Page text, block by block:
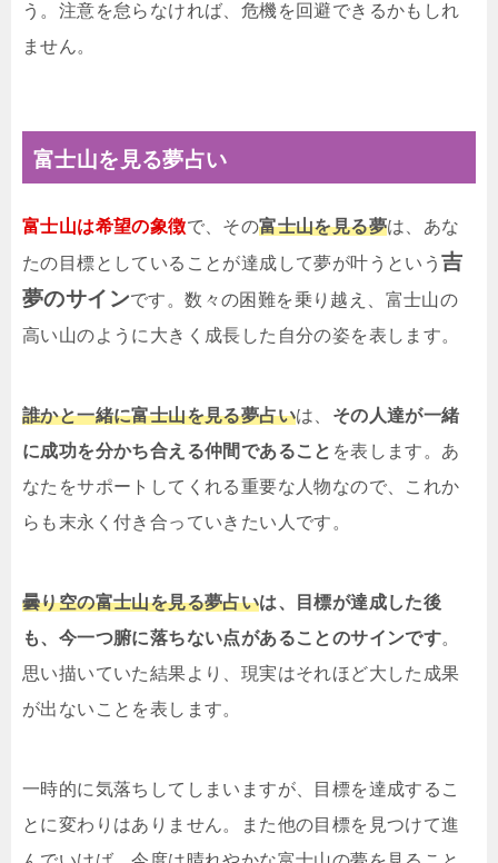
う。注意を怠らなければ、危機を回避できるかもしれ
ません。
富士山を見る夢占い
富士山は希望の象徴で、その富士山を見る夢は、あな
たの目標としていることが達成して夢が叶うという吉
夢のサインです。数々の困難を乗り越え、富士山の
高い山のように大きく成長した自分の姿を表します。
誰かと一緒に富士山を見る夢占いは、 その人達が一緒
に成功を分かち合える仲間であること を表します。あ
なたをサポートしてくれる重要な人物なので、これか
らも末永く付き合っていきたい人です。
曇り空の富士山を見る夢占いは、目標が達成した後
も、今一つ腑に落ちない点があることのサインです。
思い描いていた結果より、現実はそれほど大した成果
が出ないことを表します。
一時的に気落ちしてしまいますが、目標を達成するこ
とに変わりはありません。また他の目標を見つけて進